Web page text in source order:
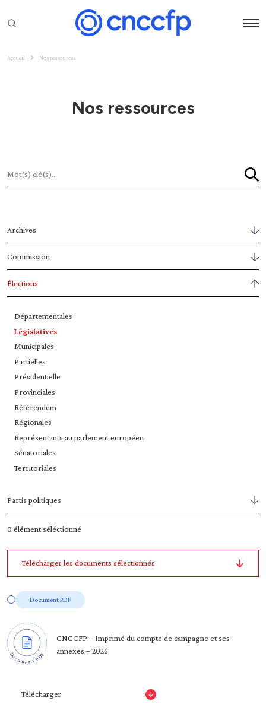
Accueil Nos ressources
Nos ressources
Archives
Commission
Élections
Départementales
Législatives
Municipales
Partielles
Présidentielle
Provinciales
Référendum
Régionales
Représentants au parlement européen
Sénatoriales
Territoriales
Partis politiques
0 élément séléctionné
Télécharger les documents sélectionnés
Document PDF
CNCCFP – Imprimé du compte de campagne et ses
annexes – 2026
Télécharger